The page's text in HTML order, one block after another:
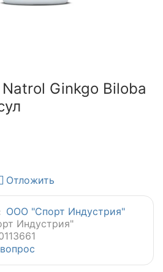
Ginkgo Biloba
Отложить
ООО "Спорт Индустрия"
Индустрия"